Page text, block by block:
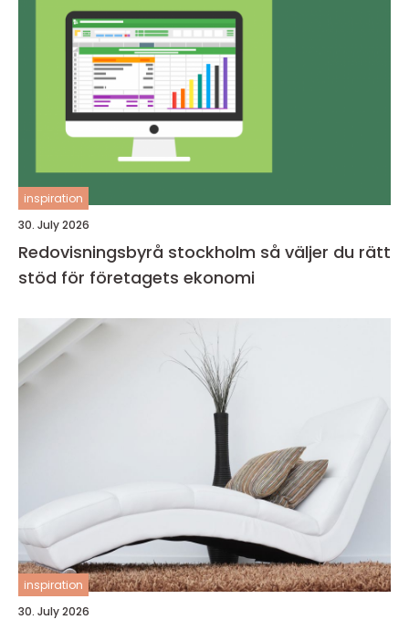
inspiration
30. July 2026
Redovisningsbyrå stockholm så väljer du rätt
stöd för företagets ekonomi
inspiration
30. July 2026